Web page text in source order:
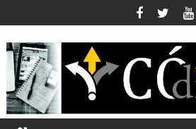
al
contenido